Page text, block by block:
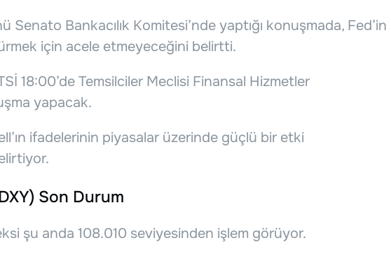
Senato Bankacılık Komitesi’nde yaptığı konuşmada, Fed’in
için acele etmeyeceğini belirtti.
18:00’de Temsilciler Meclisi Finansal Hizmetler
yapacak.
ifadelerinin piyasalar üzerinde güçlü bir etki
Son Durum
şu anda 108.010 seviyesinden işlem görüyor.